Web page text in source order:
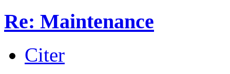
Re: Maintenance
Citer